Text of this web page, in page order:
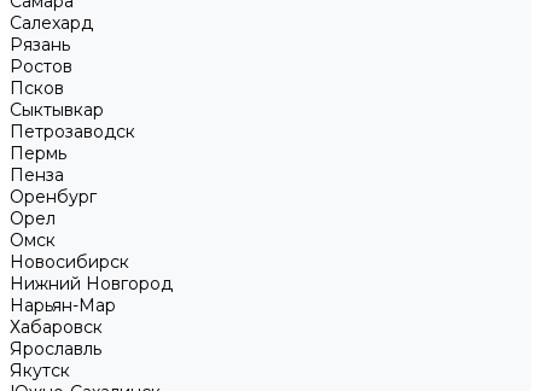
Салехард
Рязань
Ростов
Псков
Сыктывкар
Петрозаводск
Пермь
Пенза
Оренбург
Орел
Омск
Новосибирск
Нижний Новгород
Нарьян-Мар
Хабаровск
Ярославль
Якутск